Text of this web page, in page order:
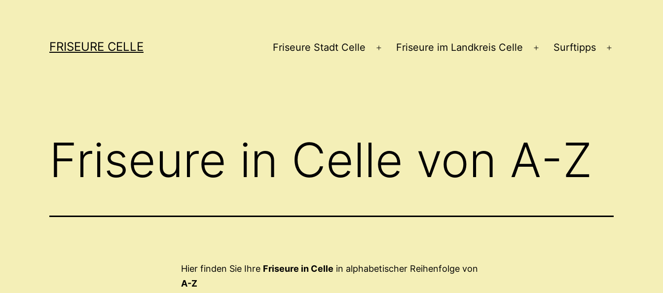
FRISEURE CELLE Friseure Stadt Celle
Menü
Friseure im Landkreis Celle
Menü
Surftipps
Friseure in Celle von A-Z
Hier finden Sie Ihre Friseure in Celle in alphabetischer Reihenfolge von
A-Z